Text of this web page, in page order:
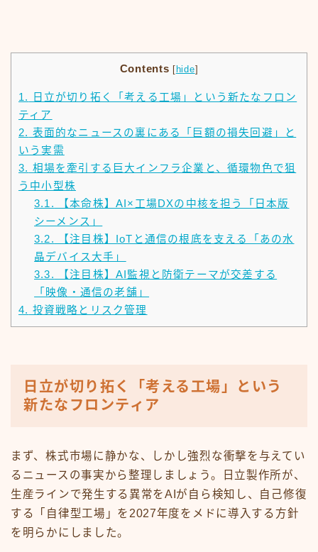
Contents [ hide]
1.
日立が切り拓く「考える工場」という新たなフロン
ティア
2. 表面的なニュースの裏にある「巨額の損失回避」と
いう実需
3. 相場を牽引する巨大インフラ企業と、循環物色で狙
う中小型株
3.1.
【本命株】AI×工場DXの中核を担う「日本版
シーメンス」
3.2.
【注目株】IoTと通信の根底を支える「あの水
晶デバイス大手」
3.3.
【注目株】AI監視と防衛テーマが交差する
「映像・通信の老舗」
4. 投資戦略とリスク管理
日立が切り拓く「考える工場」という
新たなフロンティア
まず、株式市場に静かな、しかし強烈な衝撃を与えてい
るニュースの事実から整理しましょう。日立製作所が、
生産ラインで発生する異常をAIが自ら検知し、自己修復
する「自律型工場」を2027年度をメドに導入する方針
を明らかにしました。